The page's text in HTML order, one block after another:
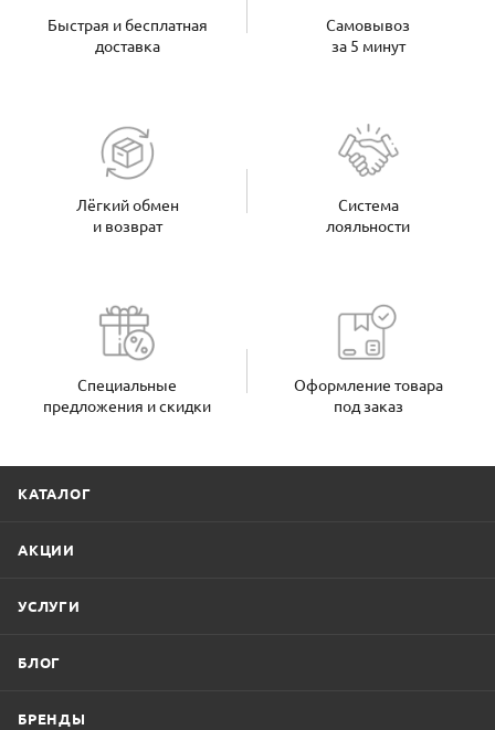
Быстрая и бесплатная
доставка
Самовывоз
за 5 минут
Лёгкий обмен
и возврат
Система
лояльности
Специальные
предложения и скидки
Оформление товара
под заказ
КАТАЛОГ
АКЦИИ
УСЛУГИ
БЛОГ
БРЕНДЫ